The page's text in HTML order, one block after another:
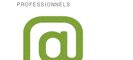
PROFESSIONNELS